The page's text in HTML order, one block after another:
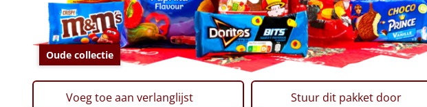
Oude collectie
Voeg toe aan verlanglijst Stuur dit pakket door